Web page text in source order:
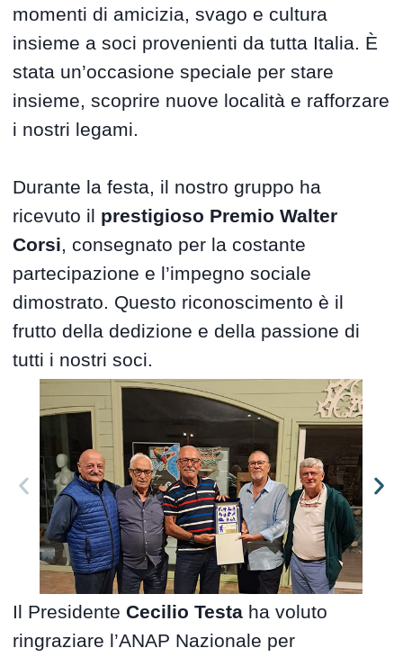
momenti di amicizia, svago e cultura
insieme a soci provenienti da tutta Italia. È
stata un’occasione speciale per stare
insieme, scoprire nuove località e rafforzare
i nostri legami.
Durante la festa, il nostro gruppo ha
ricevuto il prestigioso Premio Walter
Corsi, consegnato per la costante
partecipazione e l’impegno sociale
dimostrato. Questo riconoscimento è il
frutto della dedizione e della passione di
tutti i nostri soci.
Il PresidenteCecilio Testa ha voluto
ringraziare l’ANAP Nazionale per